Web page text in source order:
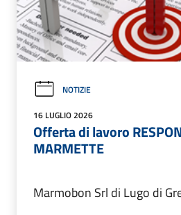
NOTIZIE
16 LUGLIO 2026
Offerta di lavoro
MARMETTE
Marmobon Srl di Lugo di